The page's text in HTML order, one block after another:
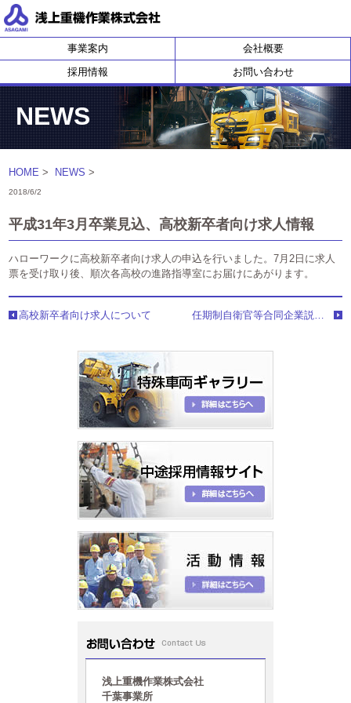
事業案内
会社概要
採用情報
お問い合わせ
NEWS
HOME > NEWS >
2018/6/2
平成31年3月卒業見込、高校新卒者向け求人情報
ハローワークに高校新卒者向け求人の申込を行いました。7月2日に求人
票を受け取り後、順次各高校の進路指導室にお届けにあがります。
高校新卒者向け求人について 任期制自衛官等合同企業説明会、前段への参加決定
浅上重機作業株式会社
千葉事業所